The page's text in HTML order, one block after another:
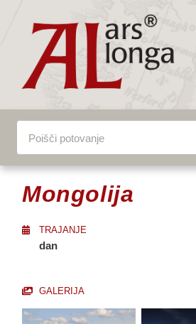
Lokacija
VSA POTOVANJA
Mongolija
TRAJANJE
dan
GALERIJA